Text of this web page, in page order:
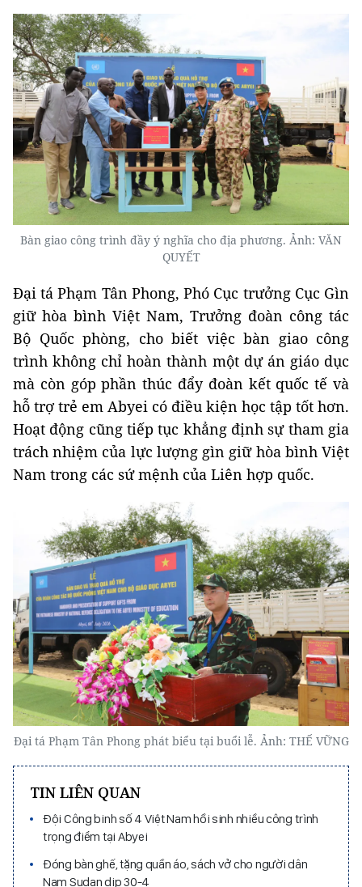
Bàn giao công trình đầy ý nghĩa cho địa phương. Ảnh: VĂN
QUYẾT
Đại tá Phạm Tân Phong, Phó Cục trưởng Cục Gìn
giữ hòa bình Việt Nam, Trưởng đoàn công tác
Bộ Quốc phòng, cho biết việc bàn giao công
trình không chỉ hoàn thành một dự án giáo dục
mà còn góp phần thúc đẩy đoàn kết quốc tế và
hỗ trợ trẻ em Abyei có điều kiện học tập tốt hơn.
Hoạt động cũng tiếp tục khẳng định sự tham gia
trách nhiệm của lực lượng gìn giữ hòa bình Việt
Nam trong các sứ mệnh của Liên hợp quốc.
Đại tá Phạm Tân Phong phát biểu tại buổi lễ. Ảnh: THẾ VỮNG
TIN LIÊN QUAN
Đội Công binh số 4 Việt Nam hồi sinh nhiều công trình
trọng điểm tại Abyei
Đóng bàn ghế, tặng quần áo, sách vở cho người dân
Nam Sudan dịp 30-4